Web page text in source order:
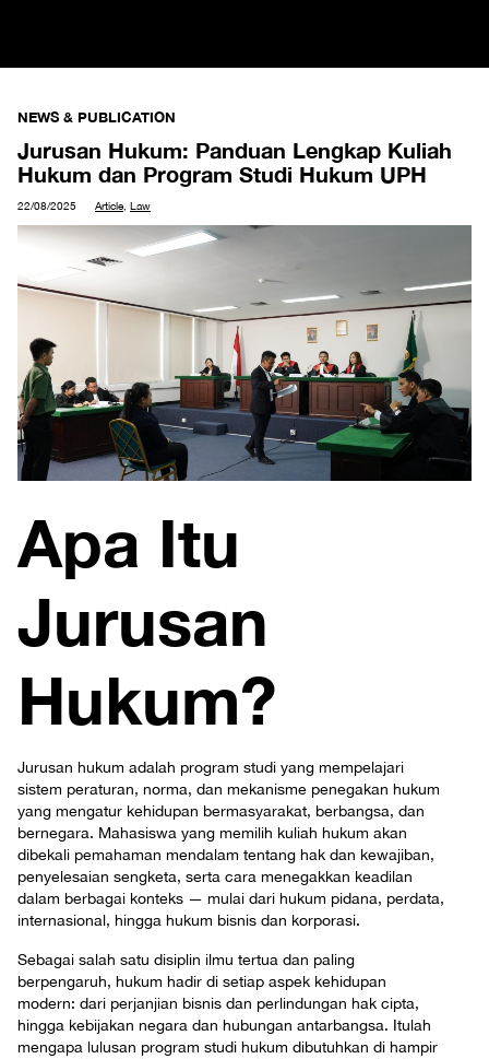
NEWS & PUBLICATION
Jurusan Hukum: Panduan Lengkap Kuliah
Hukum dan Program Studi Hukum UPH
22/08/2025 Article Law
Apa Itu
Jurusan
Hukum?
Jurusan hukum adalah program studi yang mempelajari
sistem peraturan, norma, dan mekanisme penegakan hukum
yang mengatur kehidupan bermasyarakat, berbangsa, dan
bernegara. Mahasiswa yang memilih kuliah hukum akan
dibekali pemahaman mendalam tentang hak dan kewajiban,
penyelesaian sengketa, serta cara menegakkan keadilan
dalam berbagai konteks — mulai dari hukum pidana, perdata,
internasional, hingga hukum bisnis dan korporasi.
Sebagai salah satu disiplin ilmu tertua dan paling
berpengaruh, hukum hadir di setiap aspek kehidupan
modern: dari perjanjian bisnis dan perlindungan hak cipta,
hingga kebijakan negara dan hubungan antarbangsa. Itulah
mengapa lulusan program studi hukum dibutuhkan di hampir